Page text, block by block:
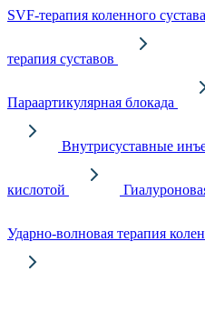
SVF-терапия коленного сустава
терапия суставов
Параартикулярная блокада
Внутрисуставные
кислотой
Ударно-волновая терапия